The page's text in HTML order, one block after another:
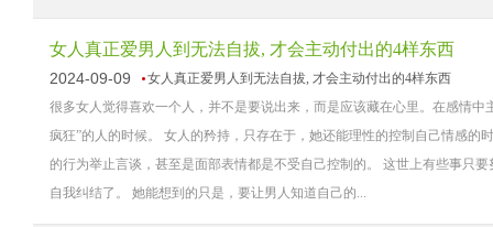
女人真正爱男人到无法自拔, 才会主动付出的4样东西
2024-09-09
女人真正爱男人到无法自拔, 才会主动付出的4样东西
很多女人觉得喜欢一个人，并不是要说出来，而是应该藏在心里。在感情
疯狂”的人的时候。 女人的矜持，只存在于，她还能理性的控制自己情感
的行为举止言谈，甚至是面部表情都是不受自己控制的。 这世上有些事只
自我纠结了。 她能想到的只是，要让男人知道自己的...